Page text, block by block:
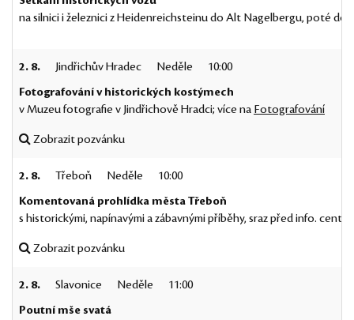
na silnici i železnici z Heidenreichsteinu do Alt Nagelbergu, poté do
2. 8. Jindřichův Hradec Neděle
10:00
Fotografování v historických kostýmech
v Muzeu fotografie v Jindřichově Hradci; více na Fotografování
Zobrazit pozvánku
2. 8. Třeboň Neděle
10:00
Komentovaná prohlídka města Třeboň
s historickými, napínavými a zábavnými příběhy, sraz před info.
Zobrazit pozvánku
2. 8. Slavonice Neděle
11:00
Poutní mše svatá